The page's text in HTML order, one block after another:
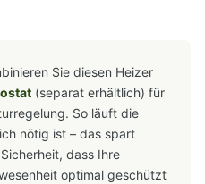
Sie diesen Heizer
(separat erhältlich) für
So läuft die
nötig ist – das spart
dass Ihre
optimal geschützt